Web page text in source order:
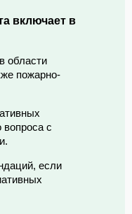
включает в
области
пожарно-
вопроса с
если